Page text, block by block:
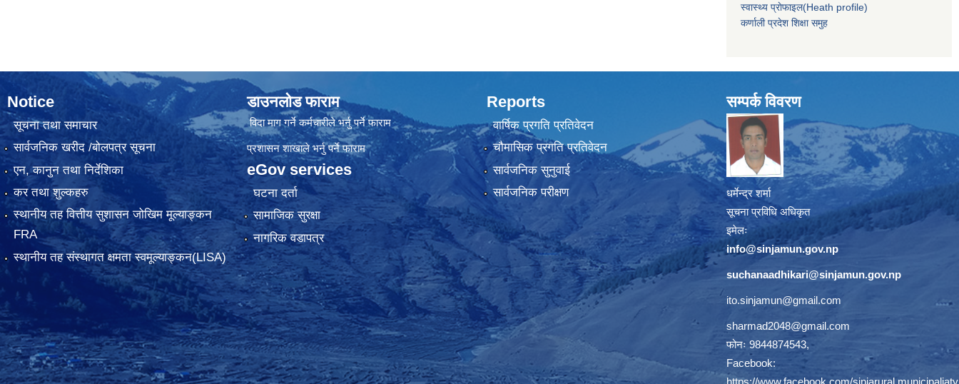
स्वास्थ्य प्राेफाइल(Heath profile)
कर्णाली प्रदेश शिक्षा समुह
Notice
सूचना तथा समाचार
सार्वजनिक खरीद /बोलपत्र सूचना
एन, कानुन तथा निर्देशिका
कर तथा शुल्कहरु
स्थानीय तह वित्तीय सुशासन जोखिम मूल्याङ्कन
FRA
स्थानीय तह संस्थागत क्षमता स्वमूल्याङ्कन(LISA)
डाउनलोड फाराम
विदा माग गर्ने कर्मचारीले भर्नु पर्ने फाराम
प्रशासन शाखाले भर्नु पर्ने फाराम
eGov services
घटना दर्ता
सामाजिक सुरक्षा
नागरिक वडापत्र
Reports
वार्षिक प्रगति प्रतिवेदन
चौमासिक प्रगति प्रतिवेदन
सार्वजनिक सुनुवाई
सार्वजनिक परीक्षण
सम्पर्क विवरण
धर्मेन्द्र शर्मा
सूचना प्रविधि अधिकृत
इमेलः
info@sinjamun.gov.np
suchanaadhikari@sinjamun.gov.np
ito.sinjamun@gmail.com
sharmad2048@gmail.com
फोनः 9844874543,
Facebook:
https://www.facebook.com/